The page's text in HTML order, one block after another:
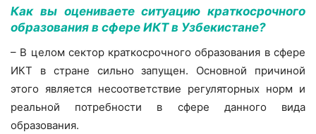
Как вы оцениваете ситуацию краткосрочного
образования в сфере ИКТ в Узбекистане?
– В целом сектор краткосрочного образования в сфере
ИКТ в стране сильно запущен. Основной причиной
этого является несоответствие регуляторных норм и
реальной потребности в сфере данного вида
образования.